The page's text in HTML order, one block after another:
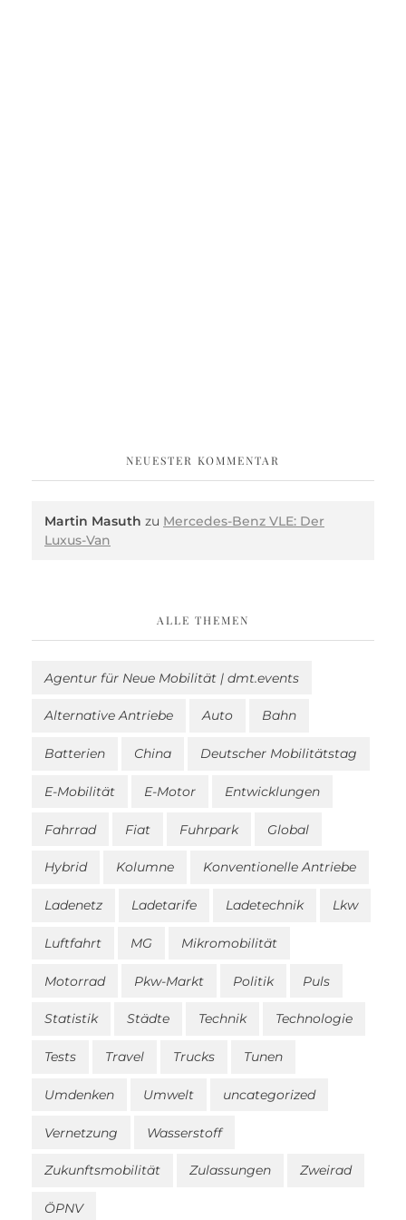
NEUESTER KOMMENTAR
Martin Masuth zu Mercedes-Benz VLE: Der
Luxus-Van
ALLE THEMEN
Agentur für Neue Mobilität | dmt.events
Alternative Antriebe Auto Bahn
Batterien China Deutscher Mobilitätstag
E-Mobilität E-Motor Entwicklungen
Fahrrad Fiat Fuhrpark Global
Hybrid Kolumne Konventionelle Antriebe
Ladenetz Ladetarife Ladetechnik Lkw
Luftfahrt MG Mikromobilität
Motorrad Pkw-Markt Politik Puls
Statistik Städte Technik Technologie
Tests Travel Trucks Tunen
Umdenken Umwelt uncategorized
Vernetzung Wasserstoff
Zukunftsmobilität Zulassungen Zweirad
ÖPNV